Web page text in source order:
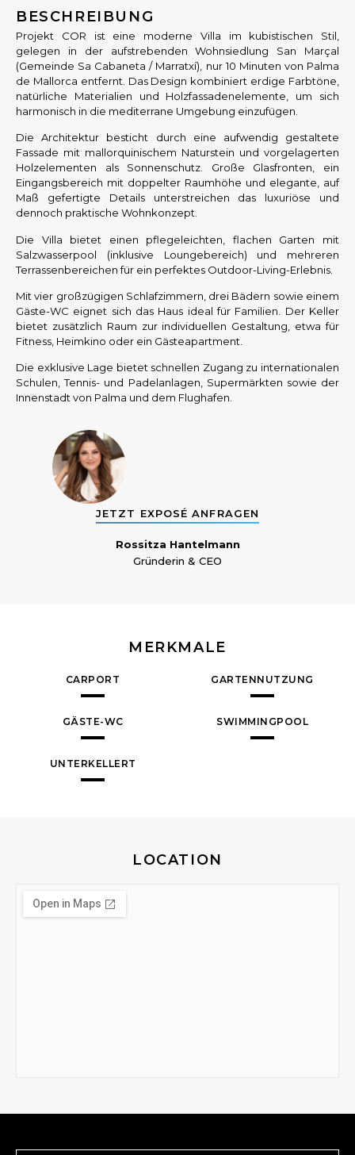
BESCHREIBUNG
Projekt COR ist eine moderne Villa im kubistischen Stil,
gelegen in der aufstrebenden Wohnsiedlung San Marçal
(Gemeinde Sa Cabaneta / Marratxí), nur 10 Minuten von Palma
de Mallorca entfernt. Das Design kombiniert erdige Farbtöne,
natürliche Materialien und Holzfassadenelemente, um sich
harmonisch in die mediterrane Umgebung einzufügen.
Die Architektur besticht durch eine aufwendig gestaltete
Fassade mit mallorquinischem Naturstein und vorgelagerten
Holzelementen als Sonnenschutz. Große Glasfronten, ein
Eingangsbereich mit doppelter Raumhöhe und elegante, auf
Maß gefertigte Details unterstreichen das luxuriöse und
dennoch praktische Wohnkonzept.
Die Villa bietet einen pflegeleichten, flachen Garten mit
Salzwasserpool (inklusive Loungebereich) und mehreren
Terrassenbereichen für ein perfektes Outdoor-Living-Erlebnis.
Mit vier großzügigen Schlafzimmern, drei Bädern sowie einem
Gäste-WC eignet sich das Haus ideal für Familien. Der Keller
bietet zusätzlich Raum zur individuellen Gestaltung, etwa für
Fitness, Heimkino oder ein Gästeapartment.
Die exklusive Lage bietet schnellen Zugang zu internationalen
Schulen, Tennis- und Padelanlagen, Supermärkten sowie der
Innenstadt von Palma und dem Flughafen.
JETZT EXPOSÉ ANFRAGEN
Rossitza Hantelmann
Gründerin & CEO
MERKMALE
CARPORT GARTENNUTZUNG
GÄSTE-WC SWIMMINGPOOL
UNTERKELLERT
LOCATION